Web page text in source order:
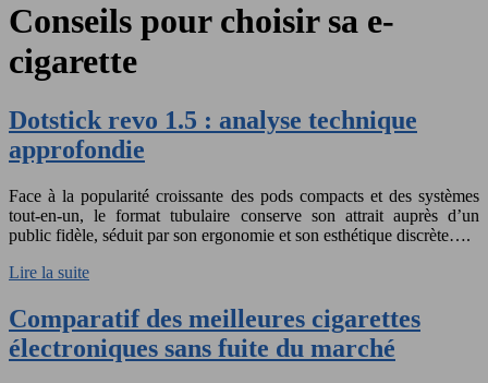
Conseils pour choisir sa e-
cigarette
Dotstick revo 1.5 : analyse technique
approfondie
Face à la popularité croissante des pods compacts et des systèmes
tout-en-un, le format tubulaire conserve son attrait auprès d’un
public fidèle, séduit par son ergonomie et son esthétique discrète….
Lire la suite
Comparatif des meilleures cigarettes
électroniques sans fuite du marché